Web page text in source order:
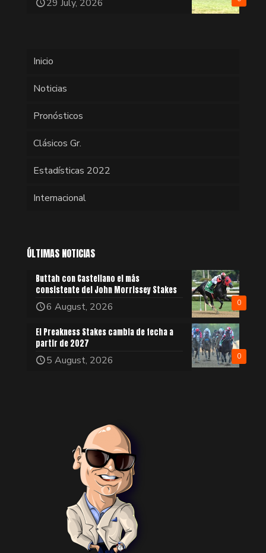
29 July, 2026
Inicio
Noticias
Pronósticos
Clásicos Gr.
Estadísticas 2022
Internacional
ÚLTIMAS NOTICIAS
0
Buttah con Castellano el más
consistente del John Morrissey Stakes
6 August, 2026
0
El Preakness Stakes cambia de fecha a
partir de 2027
5 August, 2026